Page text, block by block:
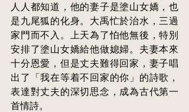
人人都知道，他的妻子是塗山女嬌，也
是九尾狐的化身。大禹忙於治水，三過
家門而不入。上天為了怕他無後，特別
安排了塗山女嬌給他做媳婦。夫妻本來
十分恩愛，但是丈夫難得回家，妻子唱
出了「我在等着不回家的你」的詩歌，
表達對丈夫的深切思念，成為古代第一
首情詩。